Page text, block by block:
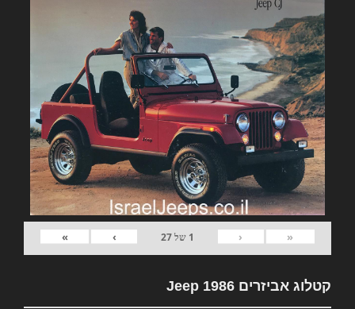
«
‹
1 של27
›
»
קטלוג אביזרים Jeep 1986